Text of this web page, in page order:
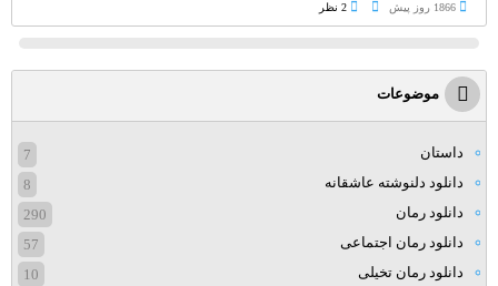
1866 روز پيش 2 نظر
موضوعات
داستان
7
دانلود دلنوشته عاشقانه
8
دانلود رمان
290
دانلود رمان اجتماعی
57
دانلود رمان تخیلی
10